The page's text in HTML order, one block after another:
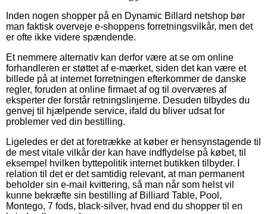
Inden nogen shopper på en Dynamic Billard netshop bør
man faktisk overveje e-shoppens forretningsvilkår, men det
er ofte ikke videre spændende.
Et nemmere alternativ kan derfor være at se om online
forhandleren er støttet af e-mærket, siden det kan være et
billede på at internet forretningen efterkommer de danske
regler, foruden at online firmaet af og til overværes af
eksperter der forstår retningslinjerne. Desuden tilbydes du
genvej til hjælpende service, ifald du bliver udsat for
problemer ved din bestilling.
Ligeledes er det at foretrække at køber er hensynstagende til
de mest vitale vilkår der kan have indflydelse på købet, til
eksempel hvilken byttepolitik internet butikken tilbyder. I
relation til det er det samtidig relevant, at man permanent
beholder sin e-mail kvittering, så man når som helst vil
kunne bekræfte sin bestilling af Billiard Table, Pool,
Montego, 7 fods, black-silver, hvad end du shopper til en